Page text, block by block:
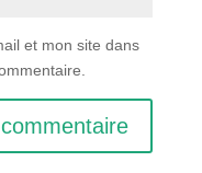
et mon site dans